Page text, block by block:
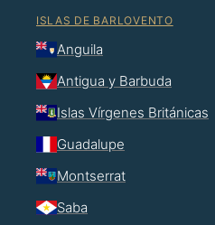
ISLAS DE BARLOVENTO
Anguila
Antigua y Barbuda
Islas Vírgenes Británicas
Guadalupe
Montserrat
Saba